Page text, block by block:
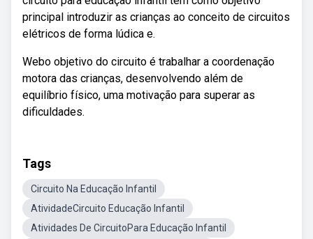
principal introduzir as crianças ao conceito de circuitos
elétricos de forma lúdica e.
Webo objetivo do circuito é trabalhar a coordenação
motora das crianças, desenvolvendo além de
equilíbrio físico, uma motivação para superar as
dificuldades.
Tags
Circuito Na Educação Infantil
AtividadeCircuito Educação Infantil
Atividades De CircuitoPara Educação Infantil